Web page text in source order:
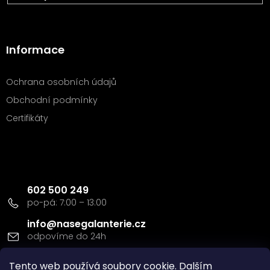
Tento web používá soubory cookie. Dalším
Informace
Ochrana osobních údajů
Obchodní podmínky
Certifikáty
info@nasegalanterie.cz
602 500 249
Doprava a platba